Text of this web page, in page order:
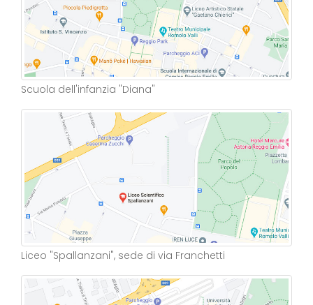
Scuola dell'infanzia "Diana"
Liceo "Spallanzani", sede di via Franchetti